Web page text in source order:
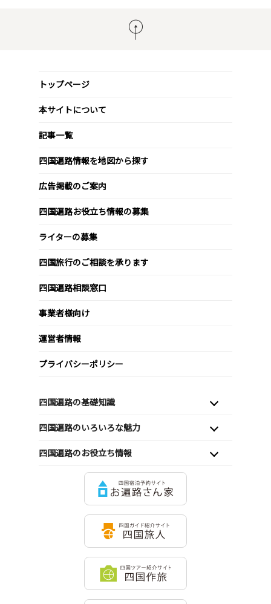
トップページ
本サイトについて
記事一覧
四国遍路情報を地図から探す
広告掲載のご案内
四国遍路お役立ち情報の募集
ライターの募集
四国旅行のご相談を承ります
四国遍路相談窓口
事業者様向け
運営者情報
プライバシーポリシー
四国遍路の基礎知識
四国遍路のいろいろな魅力
四国遍路のお役立ち情報